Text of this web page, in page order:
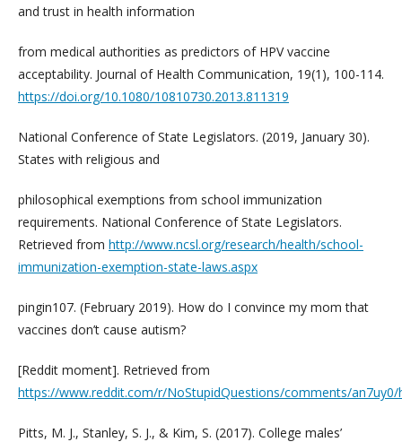
and trust in health information
from medical authorities as predictors of HPV vaccine
acceptability. Journal of Health Communication, 19(1), 100-114.
https://doi.org/10.1080/10810730.2013.811319
National Conference of State Legislators. (2019, January 30).
States with religious and
philosophical exemptions from school immunization
requirements. National Conference of State Legislators.
Retrieved from http://www.ncsl.org/research/health/school-
immunization-exemption-state-laws.aspx
pingin107. (February 2019). How do I convince my mom that
vaccines don’t cause autism?
[Reddit moment]. Retrieved from
https://www.reddit.com/r/NoStupidQuestions/comments/an7uy0/
Pitts, M. J., Stanley, S. J., & Kim, S. (2017). College males’